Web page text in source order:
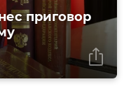
приговор